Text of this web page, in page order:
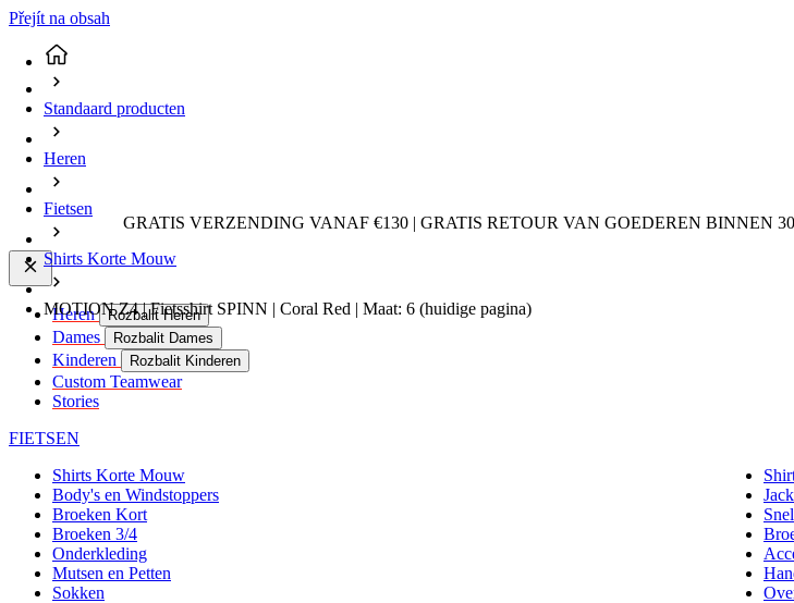
Přejít na obsah
GRATIS VERZENDING VANAF €130 | GRATIS RETOUR VAN GOEDEREN BINNEN
Heren Rozbalit Heren
Dames Rozbalit Dames
Kinderen Rozbalit Kinderen
Custom Teamwear
Stories
FIETSEN
Shirts Korte Mouw
Body's en Windstoppers
Broeken Kort
Broeken 3/4
Onderkleding
Mutsen en Petten
Sokken
Standaard producten
Heren
Fietsen
Shirts Korte Mouw
MOTION Z4 | Fietsshirt SPINN | Coral Red | Maat: 6 (huidige pagina)